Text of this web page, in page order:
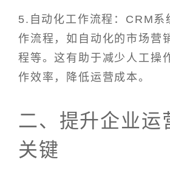
5.自动化工作流程：CRM系
作流程，如自动化的市场营
程等。这有助于减少人工操
作效率，降低运营成本。
二、提升企业运
关键